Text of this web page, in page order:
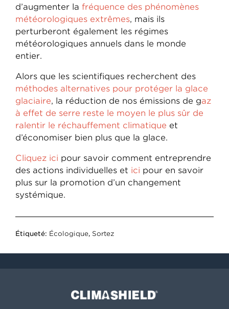
d’augmenter la fréquence des phénomènes
météorologiques extrêmes, mais ils
perturberont également les régimes
météorologiques annuels dans le monde
entier.
Alors que les scientifiques recherchent des
méthodes alternatives pour protéger la glace
glaciaire, la réduction de nos émissions de gaz
à effet de serre reste le moyen le plus sûr de
ralentir le réchauffement climatique et
d’économiser bien plus que la glace.
Cliquez ici pour savoir comment entreprendre
des actions individuelles et ici pour en savoir
plus sur la promotion d’un changement
systémique.
Étiqueté: Écologique, Sortez
Climashield®